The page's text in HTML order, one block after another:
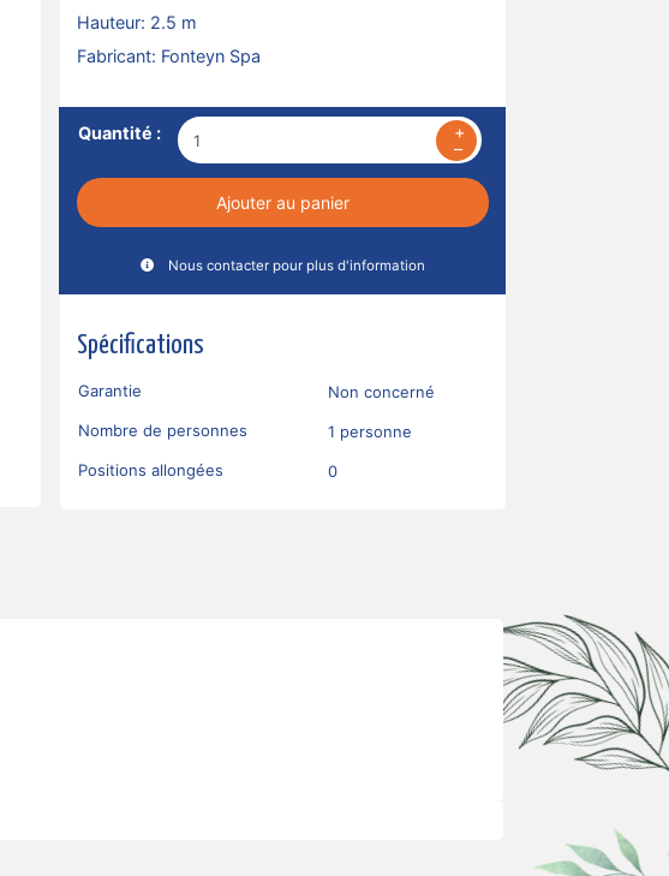
Hauteur: 2.5 m
Fabricant: Fonteyn Spa
+
–
Ajouter au panier
Nous contacter pour plus d'information
Spécifications
Garantie
Non concerné
Nombre de personnes
1 personne
Positions allongées
0